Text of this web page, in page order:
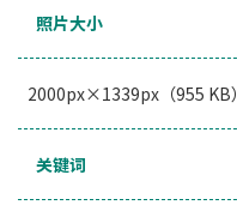
照片大小
2000px×1339px（955 KB）
关键词